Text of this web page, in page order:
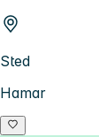
Sted
Hamar